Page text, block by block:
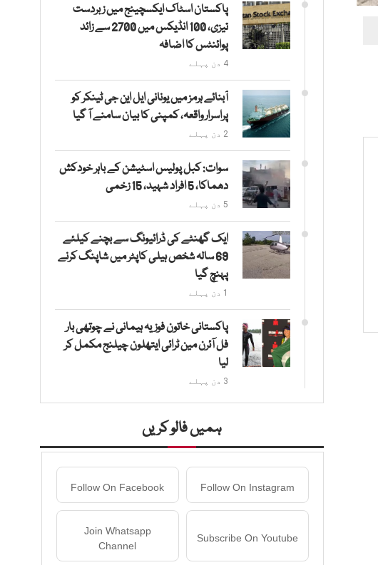
پاکستان اسٹاک ایکسچینج میں زبردست
تیزی، 100 انڈیکس میں 2700 سے زائد
پوائنٹس کا اضافہ
4 دن پہلے
آبنائے ہرمز میں یونانی ایل این جی ٹینکر کو
پراسرار واقعہ، کمپنی کا بیان سامنے آ گیا
2 دن پہلے
سوات: کبل پولیس اسٹیشن کے باہر خودکش
دھماکا، 5 افراد شہید، 15 زخمی
5 دن پہلے
ایک گھنٹے کی ڈرائیونگ سے بچنے کیلئے
69 سالہ شخص ہیلی کاپٹر میں شاپنگ کرنے
پہنچ گیا
1 دن پہلے
پاکستانی خاتون فوزیہ ہیمانی نے چوتھی بار
فل آئرن مین ٹرائی ایتھلون چیلنج مکمل کر
لیا
3 دن پہلے
ہمیں فالو کریں
Follow On Instagram
Follow On Facebook
Subscribe On Youtube
Join Whatsapp
Channel